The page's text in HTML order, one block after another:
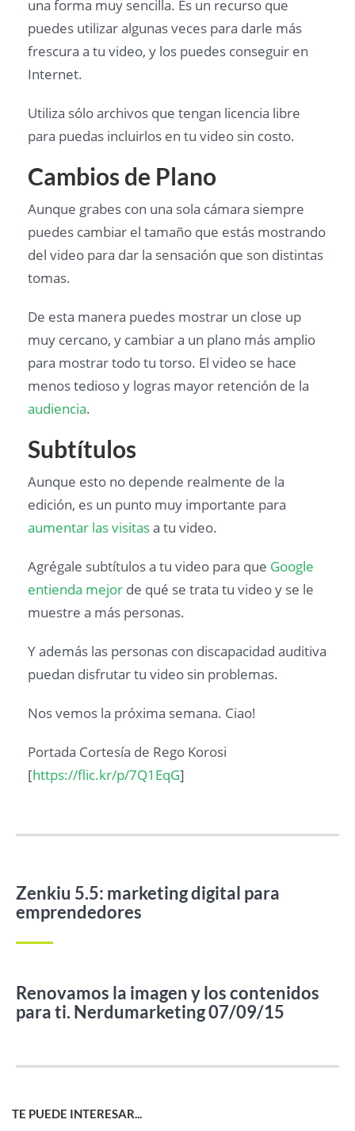
una forma muy sencilla. Es un recurso que
puedes utilizar algunas veces para darle más
frescura a tu video, y los puedes conseguir en
Internet.
Utiliza sólo archivos que tengan licencia libre
para puedas incluirlos en tu video sin costo.
Cambios de Plano
Aunque grabes con una sola cámara siempre
puedes cambiar el tamaño que estás mostrando
del video para dar la sensación que son distintas
tomas.
De esta manera puedes mostrar un close up
muy cercano, y cambiar a un plano más amplio
para mostrar todo tu torso. El video se hace
menos tedioso y logras mayor retención de la
audiencia.
Subtítulos
Aunque esto no depende realmente de la
edición, es un punto muy importante para
aumentar las visitasa tu video.
Agrégale subtítulos a tu video para que Google
entienda mejor de qué se trata tu video y se le
muestre a más personas.
Y además las personas con discapacidad auditiva
puedan disfrutar tu video sin problemas.
Nos vemos la próxima semana. Ciao!
Portada Cortesía de Rego Korosi
[https://flic.kr/p/7Q1EqG]
Zenkiu 5.5: marketing digital para
emprendedores
Renovamos la imagen y los contenidos
para ti. Nerdumarketing 07/09/15
TE PUEDE INTERESAR...